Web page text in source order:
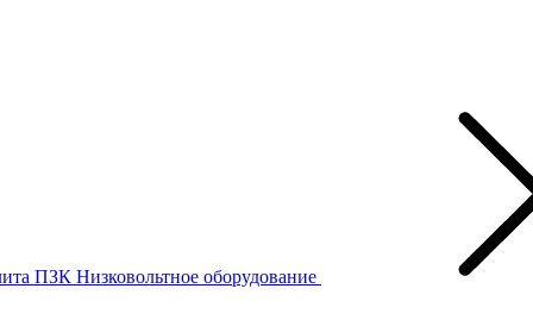
ПЗК Низковольтное оборудование